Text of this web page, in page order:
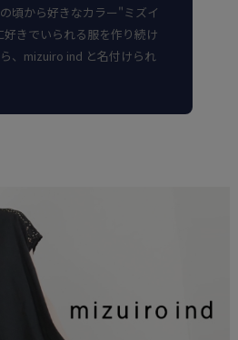
頃から好きなカラー"ミズイ
好きでいられる服を作り続け
、mizuiro ind と名付けられ